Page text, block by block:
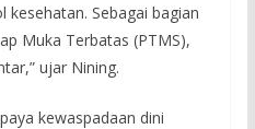
Sebagai bagian
Muka Terbatas (PTMS),
ujar Nining.
kewaspadaan dini